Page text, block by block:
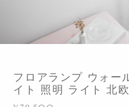
フロアランプ ウォー
イト 照明 ライト 北欧